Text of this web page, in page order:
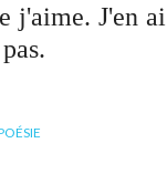
j'aime. J'en ai